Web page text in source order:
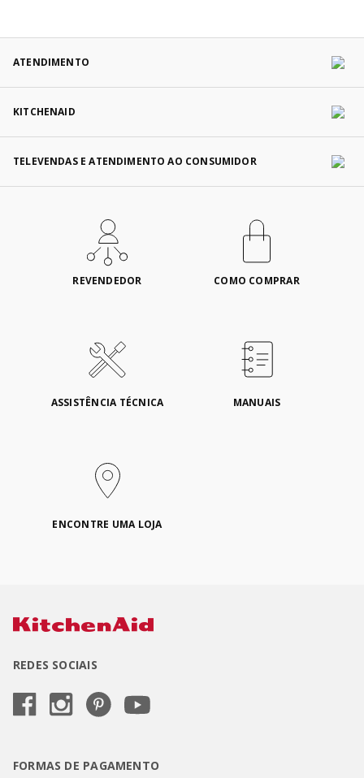
ATENDIMENTO
KITCHENAID
TELEVENDAS E ATENDIMENTO AO CONSUMIDOR
REVENDEDOR COMO COMPRAR
ASSISTÊNCIA TÉCNICA MANUAIS
ENCONTRE UMA LOJA
REDES SOCIAIS
FORMAS DE PAGAMENTO